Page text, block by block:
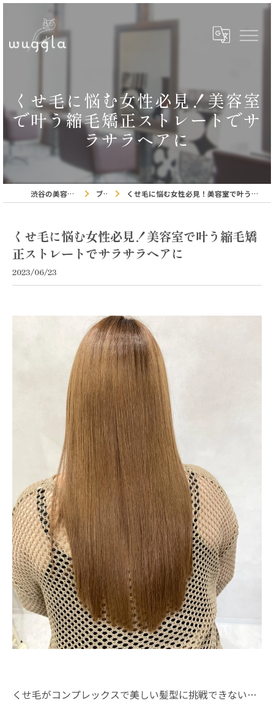
くせ毛に悩む女性必見！美容室
で叶う縮毛矯正ストレートでサ
ラサラヘアに
渋谷の美容室ならwuggla ブログ くせ毛に悩む女性必見！美容室で叶う縮毛矯正ストレートでサラサラヘアに
くせ毛に悩む女性必見！美容室で叶う縮毛矯
正ストレートでサラサラヘアに
2023/06/23
くせ毛がコンプレックスで美しい髪型に挑戦できない…